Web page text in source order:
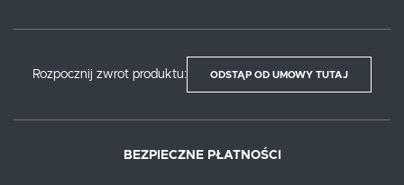
Rozpocznij zwrot produktu: ODSTĄP OD UMOWY TUTAJ
BEZPIECZNE PŁATNOŚCI